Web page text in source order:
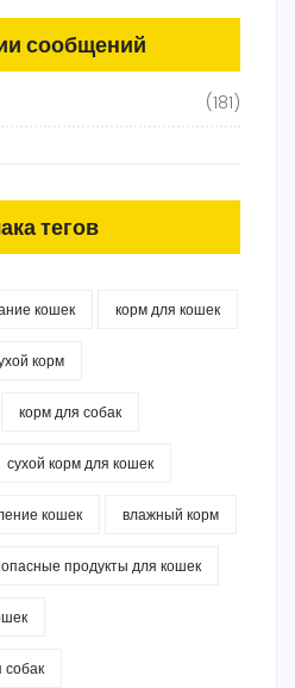
сообщений
(181)
тегов
кошек корм для кошек
корм
корм для собак
сухой корм для кошек
кошек влажный корм
опасные продукты для кошек
собак